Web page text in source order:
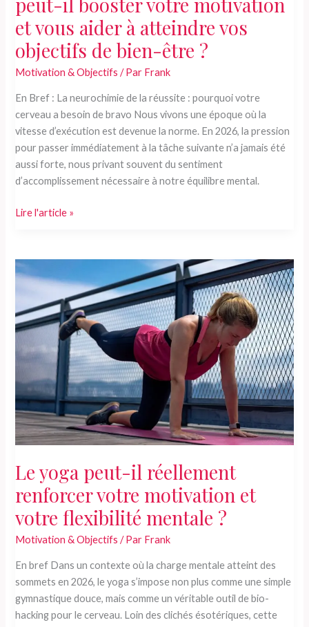
et vous aider à atteindre vos
objectifs de bien-être ?
Motivation & Objectifs / Par Frank
En Bref : La neurochimie de la réussite : pourquoi votre
cerveau a besoin de bravo Nous vivons une époque où la
vitesse d’exécution est devenue la norme. En 2026, la pression
pour passer immédiatement à la tâche suivante n’a jamais été
aussi forte, nous privant souvent du sentiment
d’accomplissement nécessaire à notre équilibre mental.
Comment
victoires
peut-
booster
votre
motivation
vous
aider
à
atteindre
vos
de
bien-
?
Lire l'article »
Le yoga peut-il réellement
renforcer votre motivation et
votre flexibilité mentale ?
Motivation & Objectifs / Par Frank
En bref Dans un contexte où la charge mentale atteint des
sommets en 2026, le yoga s’impose non plus comme une simple
gymnastique douce, mais comme un véritable outil de bio-
hacking pour le cerveau. Loin des clichés ésotériques, cette